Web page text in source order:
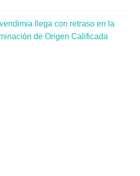
llega con retraso en la
de Origen Calificada